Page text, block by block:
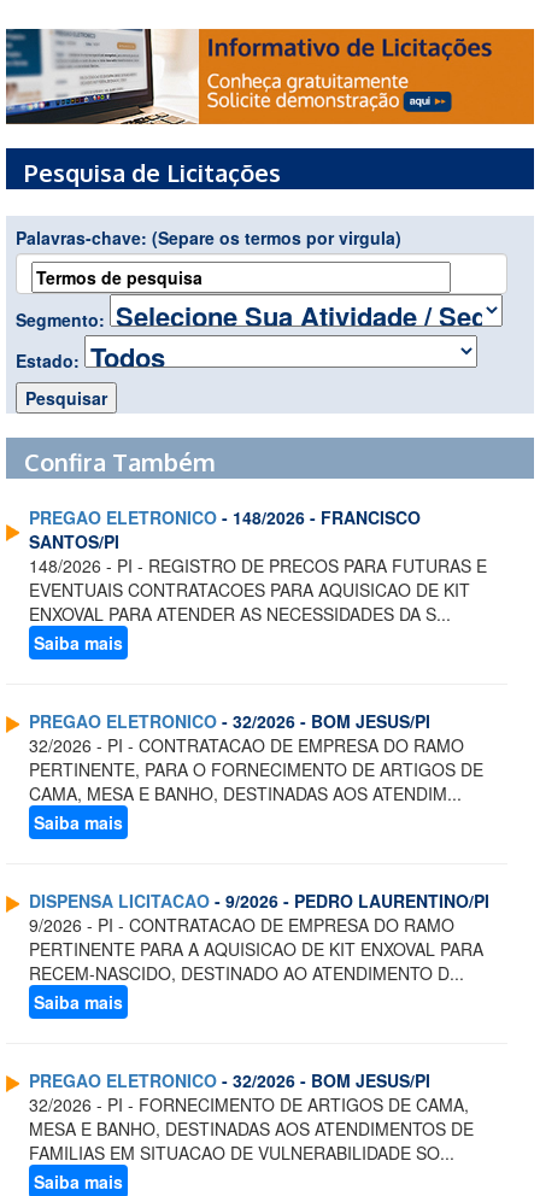
Pesquisa de Licitações
Palavras-chave: (Separe os termos por virgula)
Segmento:
Estado:
Confira Também
PREGAO ELETRONICO - 148/2026 - FRANCISCO
SANTOS/PI
148/2026 - PI - REGISTRO DE PRECOS PARA FUTURAS E
EVENTUAIS CONTRATACOES PARA AQUISICAO DE KIT
ENXOVAL PARA ATENDER AS NECESSIDADES DA S...
Saiba mais
PREGAO ELETRONICO - 32/2026 - BOM JESUS/PI
32/2026 - PI - CONTRATACAO DE EMPRESA DO RAMO
PERTINENTE, PARA O FORNECIMENTO DE ARTIGOS DE
CAMA, MESA E BANHO, DESTINADAS AOS ATENDIM...
Saiba mais
DISPENSA LICITACAO - 9/2026 - PEDRO LAURENTINO/PI
9/2026 - PI - CONTRATACAO DE EMPRESA DO RAMO
PERTINENTE PARA A AQUISICAO DE KIT ENXOVAL PARA
RECEM-NASCIDO, DESTINADO AO ATENDIMENTO D...
Saiba mais
PREGAO ELETRONICO - 32/2026 - BOM JESUS/PI
32/2026 - PI - FORNECIMENTO DE ARTIGOS DE CAMA,
MESA E BANHO, DESTINADAS AOS ATENDIMENTOS DE
FAMILIAS EM SITUACAO DE VULNERABILIDADE SO...
Saiba mais